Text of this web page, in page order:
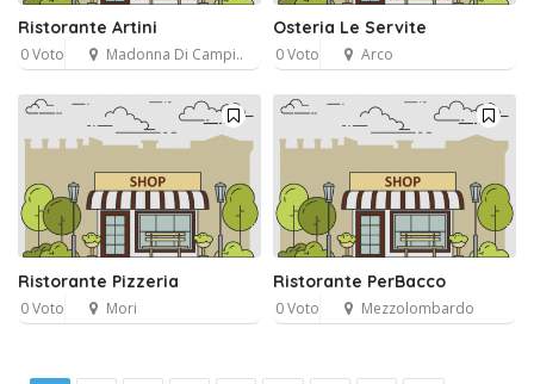
Ristorante Artini
0 Voto Madonna Di Campi..
Osteria Le Servite
0 Voto Arco
Ristorante Pizzeria
0 Voto Mori
Ristorante PerBacco
0 Voto Mezzolombardo